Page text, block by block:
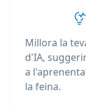
Millora la
d'IA,
a
la feina.